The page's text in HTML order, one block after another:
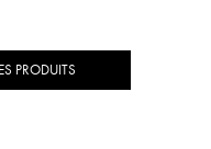
PRODUITS